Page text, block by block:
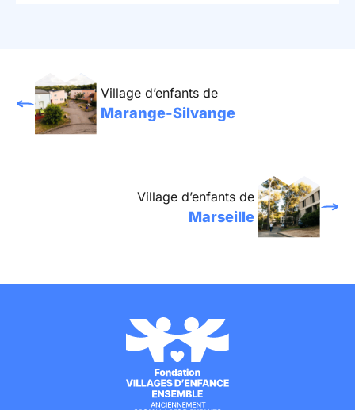
Village d’enfants de
Marange-Silvange
Village d’enfants de
Marseille